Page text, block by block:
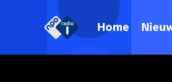
Home